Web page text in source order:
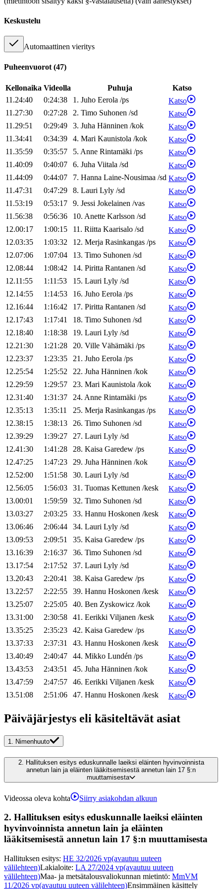
Keskustelu
Automaattinen vieritys
Puheenvuorot (47)
Kellonaika Videolla Puhuja
Katso
11.24:40
0:24:38 1. Juho Eerola /ps
Katso
11.27:30
0:27:28 2. Timo Suhonen /sd
Katso
11.29:51
0:29:49 3. Juha Hänninen /kok
Katso
11.34:41
0:34:39 4. Mari Kaunistola /kok
Katso
11.35:59
0:35:57 5. Anne Rintamäki /ps
Katso
11.40:09
0:40:07 6. Juha Viitala /sd
Katso
11.44:09
0:44:07 7. Hanna Laine-Nousimaa /sd Katso
11.47:31
0:47:29 8. Lauri Lyly /sd
Katso
11.53:19
0:53:17 9. Jessi Jokelainen /vas
Katso
11.56:38
0:56:36 10. Anette Karlsson /sd
Katso
12.00:17
1:00:15 11. Riitta Kaarisalo /sd
Katso
12.03:35
1:03:32 12. Merja Rasinkangas /ps
Katso
12.07:06
1:07:04 13. Timo Suhonen /sd
Katso
12.08:44
1:08:42 14. Piritta Rantanen /sd
Katso
12.11:55
1:11:53 15. Lauri Lyly /sd
Katso
12.14:55
1:14:53 16. Juho Eerola /ps
Katso
12.16:44
1:16:42 17. Piritta Rantanen /sd
Katso
12.17:43
1:17:41 18. Timo Suhonen /sd
Katso
12.18:40
1:18:38 19. Lauri Lyly /sd
Katso
12.21:30
1:21:28 20. Ville Vähämäki /ps
Katso
12.23:37
1:23:35 21. Juho Eerola /ps
Katso
12.25:54
1:25:52 22. Juha Hänninen /kok
Katso
12.29:59
1:29:57 23. Mari Kaunistola /kok
Katso
12.31:40
1:31:37 24. Anne Rintamäki /ps
Katso
12.35:13
1:35:11 25. Merja Rasinkangas /ps
Katso
12.38:15
1:38:13 26. Timo Suhonen /sd
Katso
12.39:29
1:39:27 27. Lauri Lyly /sd
Katso
12.41:30
1:41:28 28. Kaisa Garedew /ps
Katso
12.47:25
1:47:23 29. Juha Hänninen /kok
Katso
12.52:00
1:51:58 30. Lauri Lyly /sd
Katso
12.56:05
1:56:03 31. Tuomas Kettunen /kesk
Katso
13.00:01
1:59:59 32. Timo Suhonen /sd
Katso
13.03:27
2:03:25 33. Hannu Hoskonen /kesk
Katso
13.06:46
2:06:44 34. Lauri Lyly /sd
Katso
13.09:53
2:09:51 35. Kaisa Garedew /ps
Katso
13.16:39
2:16:37 36. Timo Suhonen /sd
Katso
13.17:54
2:17:52 37. Lauri Lyly /sd
Katso
13.20:43
2:20:41 38. Kaisa Garedew /ps
Katso
13.22:57
2:22:55 39. Hannu Hoskonen /kesk
Katso
13.25:07
2:25:05 40. Ben Zyskowicz /kok
Katso
13.31:00
2:30:58 41. Eerikki Viljanen /kesk
Katso
13.35:25
2:35:23 42. Kaisa Garedew /ps
Katso
13.37:33
2:37:31 43. Hannu Hoskonen /kesk
Katso
13.40:49
2:40:47 44. Mikko Lundén /ps
Katso
13.43:53
2:43:51 45. Juha Hänninen /kok
Katso
13.47:59
2:47:57 46. Eerikki Viljanen /kesk
Katso
13.51:08
2:51:06 47. Hannu Hoskonen /kesk Katso
Päiväjärjestys eli käsiteltävät asiat
1. Nimenhuuto
2. Hallituksen esitys eduskunnalle laeiksi eläinten hyvinvoinnista
annetun lain ja eläinten lääkitsemisestä annetun lain 17 §:n
muuttamisesta
Videossa oleva kohta Siirry asiakohdan alkuun
2. Hallituksen esitys eduskunnalle laeiksi eläinten
hyvinvoinnista annetun lain ja eläinten
lääkitsemisestä annetun lain 17 §:n muuttamisesta
Hallituksen esitys: HE 32/2026 vp(avautuu uuteen
välilehteen)Lakialoite: LA 27/2024 vp(avautuu uuteen
välilehteen)Maa- ja metsätalousvaliokunnan mietintö: MmVM
11/2026 vp(avautuu uuteen välilehteen)Ensimmäinen käsittely